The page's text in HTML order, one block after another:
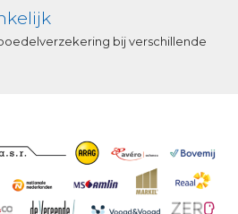
bij verschillende